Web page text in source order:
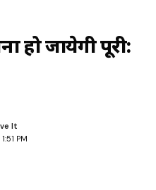
हो जायेगी पूरी:
PM